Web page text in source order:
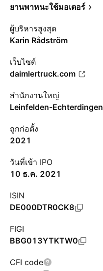
ยานพาหนะใช้มอเตอร์
ผู้บริหารสูงสุด
Karin Rådström
เว็บไซต์
daimlertruck.com
สำนักงานใหญ่
Leinfelden-Echterdingen
ถูกก่อตั้ง
2021
วันที่เข้า IPO
10 ธ.ค. 2021
ISIN
DE000DTR0CK8
FIGI
BBG013YTKTW0
CFI code